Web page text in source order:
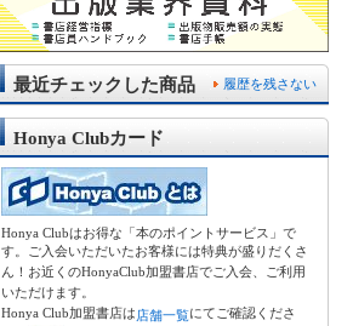
履歴を残さない
最近チェックした商品
Honya Clubカード
Honya Clubはお得な「本のポイントサービス」で
す。ご入会いただいたお客様には特典が盛りだくさ
ん！お近くのHonyaClub加盟書店でご入会、ご利用
いただけます。
Honya Club加盟書店は店舗一覧にてご確認くださ